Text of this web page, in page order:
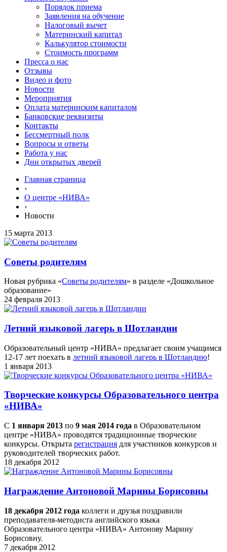
Порядок приема
Заявления на обучение
Налоговый вычет
Материнский капитал
Калькулятор стоимости
Стоимость программ
Пресса о нас
Отзывы
Видео и фото
Новости
Мероприятия
Оплата материнским капиталом
Банковские реквизиты
Контакты
Бессмертный полк
Вопросы и ответы
Работа у нас
Дни открытых дверей
Главная страница
›
О центре «НИВА»
›
Новости
15 марта 2013
Советы родителям
Новая рубрика «Советы родителям» в разделе «Дошкольное
образование»
24 февраля 2013
Летний языковой лагерь в Шотландии
Образовательный центр «НИВА» предлагает своим учащимся
12-17 лет поехать в летний языковой лагерь в Шотландию!
1 января 2013
Творческие конкурсы Образовательного центра
«НИВА»
С 1 января 2013 по 9 мая 2014 года в Образовательном
центре «НИВА» проводятся традиционные творческие
конкурсы. Открыта регистрация для участников конкурсов и
руководителей творческих работ.
18 декабря 2012
Награждение Антоновой Марины Борисовны
18 декабря 2012 года коллеги и друзья поздравили
преподавателя-методиста английского языка
Образовательного центра «НИВА» Антонову Марину
Борисовну.
7 декабря 2012